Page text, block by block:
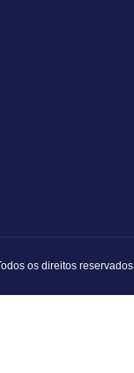
os direitos reservados